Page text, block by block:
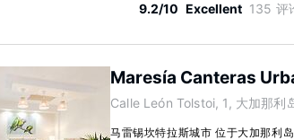
9.2/10 Excellent 135 评
Maresía Canteras
Calle León Tolstoi, 1, 大加那利
马雷锡坎特拉斯城市 位于大加那利